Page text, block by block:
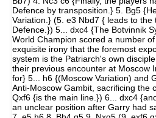
Defence by transposition.} 5. Bg5
Variation.} (5. e3 Nbd7 { leads to
Defence.}) 5... dxc4 {The Botvinnik
World Champion scored a number
exquisite irony that the foremost
system is the Patriarch's own
their previous encounter at Moscow
for} 5... h6 {(Moscow Variation) and
Anti-Moscow Gambit, sacrificing the
Qxf6 {is the main line.}) 6... dxc4
an unclear position after Garry had